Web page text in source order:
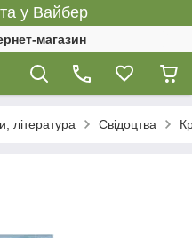
у Вайбер
магазин
література Свідоцтва